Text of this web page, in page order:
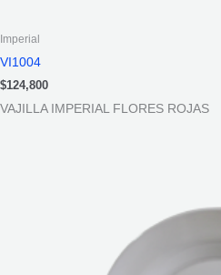
Imperial
VI1004
$124,800
VAJILLA IMPERIAL FLORES ROJAS